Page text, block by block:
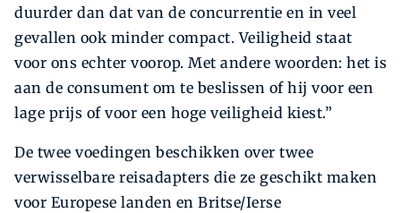
duurder dan dat van de concurrentie en in veel
gevallen ook minder compact. Veiligheid staat
voor ons echter voorop. Met andere woorden: het is
aan de consument om te beslissen of hij voor een
lage prijs of voor een hoge veiligheid kiest.”
De twee voedingen beschikken over twee
verwisselbare reisadapters die ze geschikt maken
voor Europese landen en Britse/Ierse